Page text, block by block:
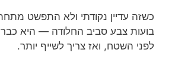
כשזה עדיין נקודתי ולא התפשט
בועות צבע סביב החלודה — היא
לפני השטח, ואז צריך לשייף יותר.